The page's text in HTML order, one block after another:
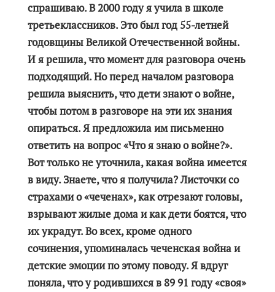
спрашиваю. В 2000 году я учила в школе
третьеклассников. Это был год 55-летней
годовщины Великой Отечественной войны.
И я решила, что момент для разговора очень
подходящий. Но перед началом разговора
решила выяснить, что дети знают о войне,
чтобы потом в разговоре на эти их знания
опираться. Я предложила им письменно
ответить на вопрос «Что я знаю о войне?».
Вот только не уточнила, какая война имеется
в виду. Знаете, что я получила? Листочки со
страхами о «чеченах», как отрезают головы,
взрывают жилые дома и как дети боятся, что
их украдут. Во всех, кроме одного
сочинения, упоминалась чеченская война и
детские эмоции по этому поводу. Я вдруг
поняла, что у родившихся в 89 91 году «своя»